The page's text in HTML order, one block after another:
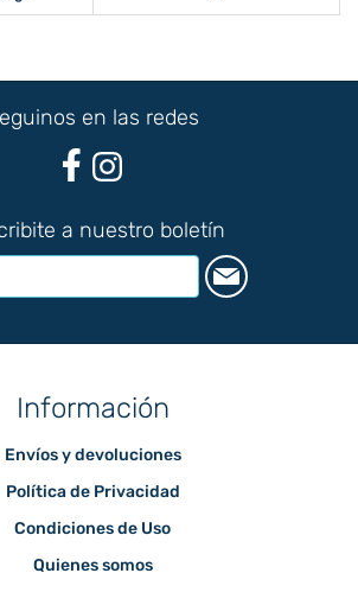
en las redes
a nuestro boletín
Información
Envíos y devoluciones
Política de Privacidad
Condiciones de Uso
Quienes somos